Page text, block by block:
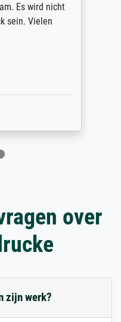
Es wird nicht
sein. Vielen
over
zijn werk?